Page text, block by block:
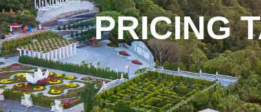
PRICING